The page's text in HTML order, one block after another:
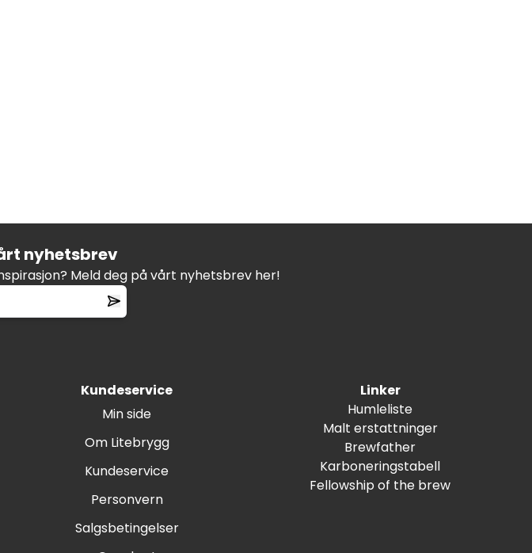
nyhetsbrev
Meld deg på vårt nyhetsbrev her!
Kundeservice
Min side
Om Litebrygg
Kundeservice
Personvern
Salgsbetingelser
Linker
Humleliste
Malt erstattninger
Brewfather
Karboneringstabell
Fellowship of the brew